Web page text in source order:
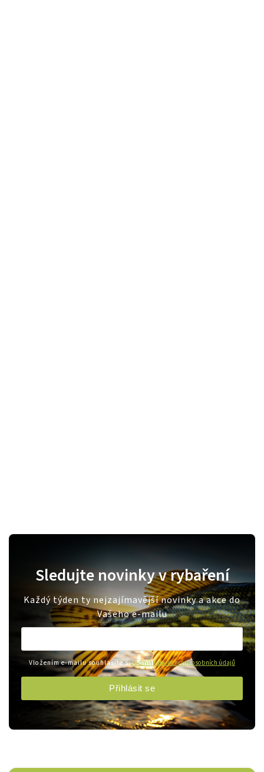
Sledujte novinky v rybaření
Každý týden ty nejzajímavější novinky a akce do
Vašeho e-mailu
Vložením e-mailu souhlasíte spodmínkami ochrany osobních údajů
Přihlásit se